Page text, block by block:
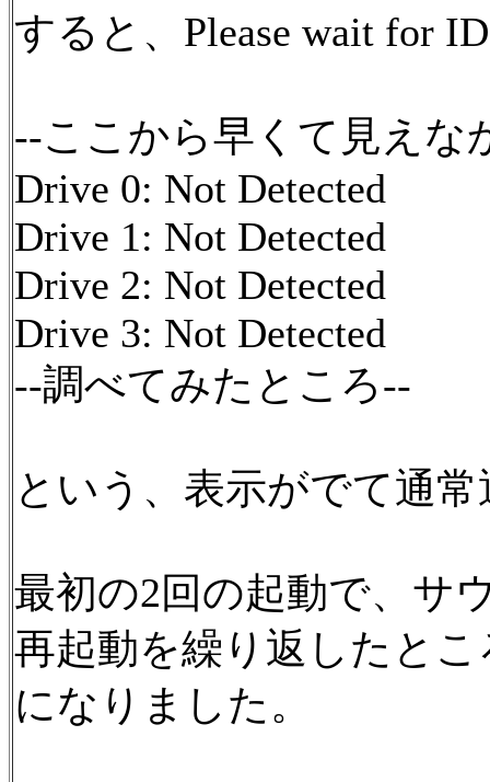
すると、Please wait for
--ここから早くて見えな
Drive 0: Not Detected
Drive 1: Not Detected
Drive 2: Not Detected
Drive 3: Not Detected
--調べてみたところ--
という、表示がでて通
最初の2回の起動で、サ
再起動を繰り返したと
になりました。